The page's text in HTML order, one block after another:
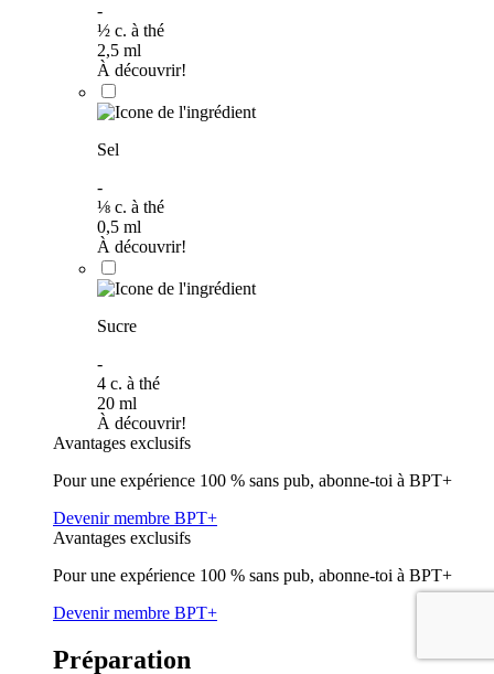
-
½ c. à thé
2,5 ml
À découvrir!
Sel
-
⅛ c. à thé
0,5 ml
À découvrir!
Sucre
-
4 c. à thé
20 ml
À découvrir!
Avantages exclusifs
Pour une expérience 100 % sans pub, abonne-toi à BPT+
Devenir membre BPT+
Avantages exclusifs
Pour une expérience 100 % sans pub, abonne-toi à BPT+
Devenir membre BPT+
Préparation